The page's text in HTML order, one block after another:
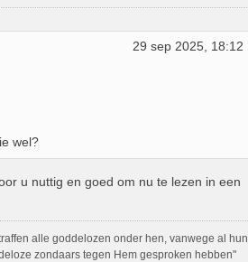
29 sep 2025, 18:12
wel?
u nuttig en goed om nu te lezen in een
alle goddelozen onder hen, vanwege al hun
zondaars tegen Hem gesproken hebben"